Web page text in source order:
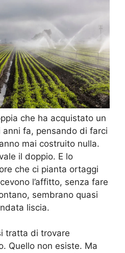
che ha acquistato un
fa, pensando di farci
mai costruito nulla.
il doppio. E lo
che ci pianta ortaggi
l’affitto, senza fare
sembrano quasi
liscia.
tratta di trovare
Quello non esiste. Ma